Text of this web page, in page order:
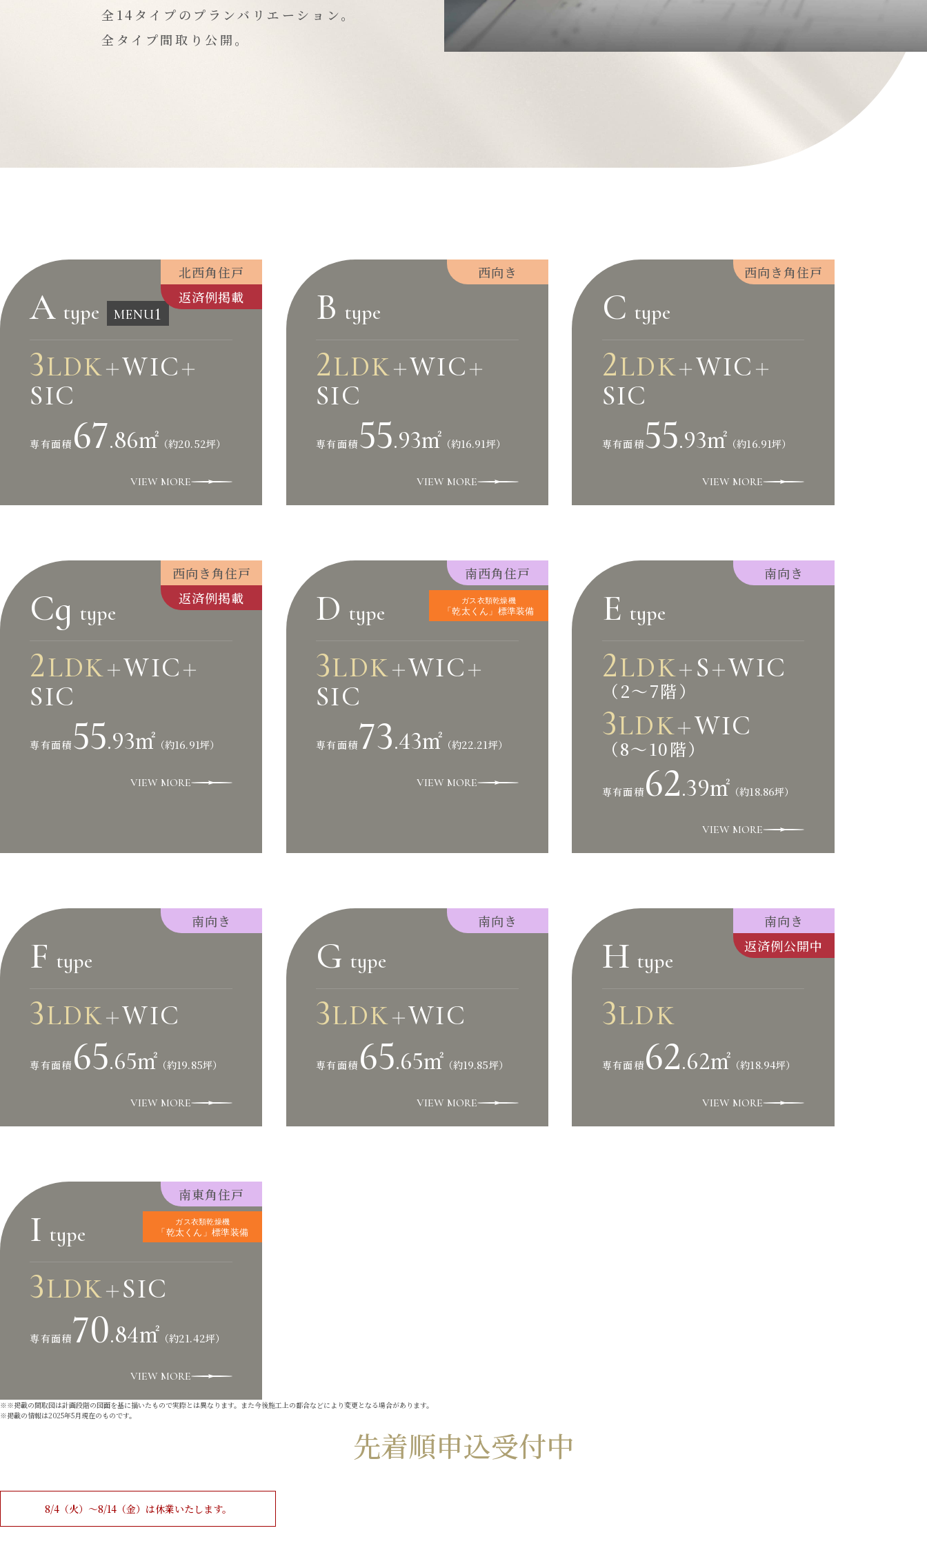
全14タイプの プランバリエーション。
全タイプ間取り公開。
北西角住戸
返済例掲載
A type MENU1
3LDK＋WIC ＋
SIC
専有面積 67.86㎡ （約20.52坪）
VIEW MORE
西向き
B type
2LDK＋WIC ＋
SIC
専有面積 55.93㎡ （約16.91坪）
VIEW MORE
西向き角住戸
C type
2LDK＋WIC ＋
SIC
専有面積55.93㎡ （約16.91坪）
VIEW MORE
西向き角住戸
返済例掲載
Cg type
2LDK＋WIC ＋
SIC
専有面積 55.93㎡ （約16.91坪）
VIEW MORE
南西角住戸
D type
ガス衣類乾燥機
「乾太くん」 標準装備
3LDK＋WIC ＋
SIC
専有面積73.43㎡ （約22.21坪）
VIEW MORE
南向き
E type
2LDK＋ S＋WIC
（2〜7階）
3LDK＋WIC
（8〜10階）
専有面積 62.39㎡ （約18.86坪）
VIEW MORE
南向き
F type
3LDK＋WIC
専有面積 65.65㎡ （約19.85坪）
VIEW MORE
南向き
G type
3LDK＋WIC
専有面積 65.65㎡ （約19.85坪）
VIEW MORE
南向き
返済例公開中
H type
3LDK
専有面積 62.62㎡ （約18.94坪）
VIEW MORE
南東角住戸
I type
ガス衣類乾燥機
「乾太くん」標準装備
3LDK＋ SIC
専有面積70.84㎡ （約21.42坪）
VIEW MORE
※掲載の間取図は計画段階の図面を基に描いたもので実際とは異なります。また今後施工上の都合などにより変更となる場合があります。
掲載の情報は2025年5月現在のものです。
先着順申込受付中
8/4（火）〜8/14（金）は休業いたします。